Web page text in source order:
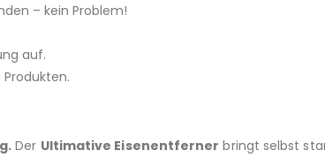
– kein Problem!
auf.
Der Ultimative Eisenentferner bringt selbst